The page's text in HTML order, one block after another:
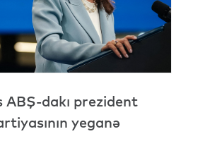
dakı prezident
yeganə